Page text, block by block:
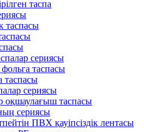
таспа
таспасы
сериясы
таспасы
таспасы
сериясы
оқшаулағыш таспасы
сериясы
ПВХ қауіпсіздік лентасы